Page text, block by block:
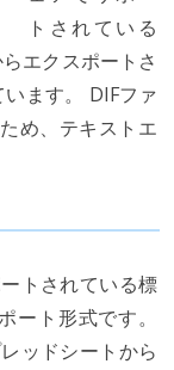
トされている
エクスポートさ
ます。 DIFファ
め、テキストエ
トされている標
ート形式です。
ッドシートから